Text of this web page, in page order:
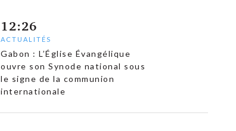
12:26
ACTUALITÉS
Gabon : L’Église Évangélique
ouvre son Synode national sous
le signe de la communion
internationale